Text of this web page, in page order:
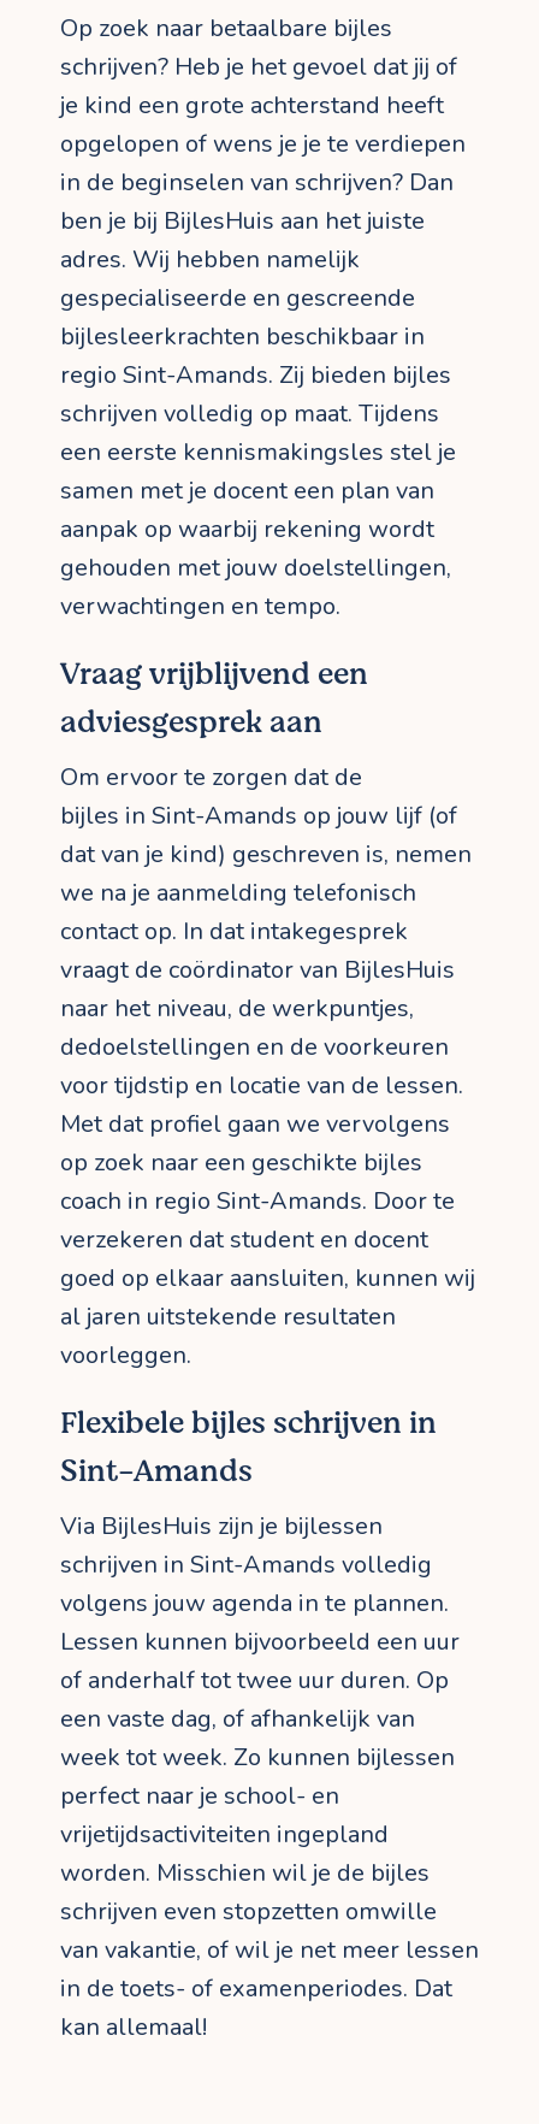
Op zoek naar betaalbare bijles
schrijven? Heb je het gevoel dat jij of
je kind een grote achterstand heeft
opgelopen of wens je je te verdiepen
in de beginselen van schrijven? Dan
ben je bij BijlesHuis aan het juiste
adres. Wij hebben namelijk
gespecialiseerde en gescreende
bijlesleerkrachten beschikbaar in
regio Sint-Amands. Zij bieden bijles
schrijven volledig op maat. Tijdens
een eerste kennismakingsles stel je
samen met je docent een plan van
aanpak op waarbij rekening wordt
gehouden met jouw doelstellingen,
verwachtingen en tempo.
Vraag vrijblijvend een
adviesgesprek aan
Om ervoor te zorgen dat de
bijles in Sint-Amands op jouw lijf (of
dat van je kind) geschreven is, nemen
we na je aanmelding telefonisch
contact op. In dat intakegesprek
vraagt de coördinator van BijlesHuis
naar het niveau, de werkpuntjes,
dedoelstellingen en de voorkeuren
voor tijdstip en locatie van de lessen.
Met dat profiel gaan we vervolgens
op zoek naar een geschikte bijles
coach in regio Sint-Amands. Door te
verzekeren dat student en docent
goed op elkaar aansluiten, kunnen wij
al jaren uitstekende resultaten
voorleggen.
Flexibele bijles schrijven in
Sint-Amands
Via BijlesHuis zijn je bijlessen
schrijven in Sint-Amands volledig
volgens jouw agenda in te plannen.
Lessen kunnen bijvoorbeeld een uur
of anderhalf tot twee uur duren. Op
een vaste dag, of afhankelijk van
week tot week. Zo kunnen bijlessen
perfect naar je school- en
vrijetijdsactiviteiten ingepland
worden. Misschien wil je de bijles
schrijven even stopzetten omwille
van vakantie, of wil je net meer lessen
in de toets- of examenperiodes. Dat
kan allemaal!